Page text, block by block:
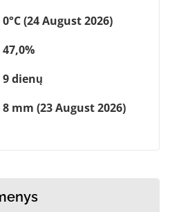
0°C (24 August 2026)
47,0%
9 dienų
8 mm (23 August 2026)